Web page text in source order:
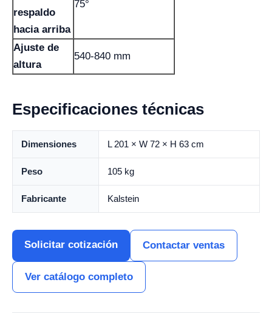
respaldo
hacia arriba
75°
Ajuste de
altura
540-840 mm
Especificaciones técnicas
Dimensiones L 201 × W 72 × H 63 cm
Peso 105 kg
Fabricante Kalstein
Solicitar cotización Contactar ventas
Ver catálogo completo